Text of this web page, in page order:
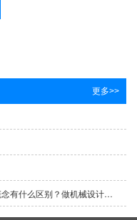
更多>>
辽宁标准件告诉您螺栓、螺钉、螺丝三个概念有什么区别？做机械设计的值得一看！